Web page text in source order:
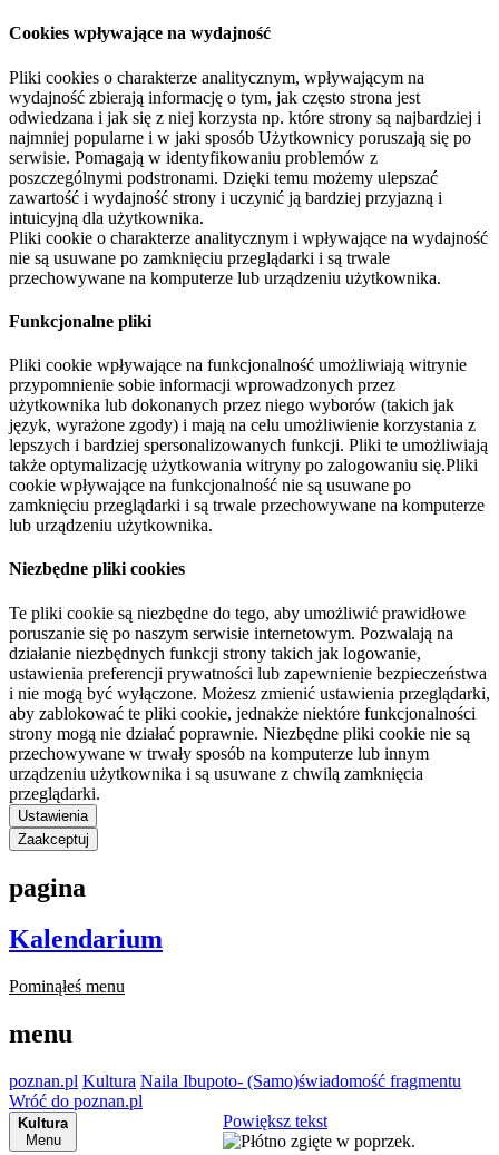
Cookies wpływające na wydajność
Pliki cookies o charakterze analitycznym, wpływającym na
wydajność zbierają informację o tym, jak często strona jest
odwiedzana i jak się z niej korzysta np. które strony są najbardziej i
najmniej popularne i w jaki sposób Użytkownicy poruszają się po
serwisie. Pomagają w identyfikowaniu problemów z
poszczególnymi podstronami. Dzięki temu możemy ulepszać
zawartość i wydajność strony i uczynić ją bardziej przyjazną i
intuicyjną dla użytkownika.
Pliki cookie o charakterze analitycznym i wpływające na wydajność
nie są usuwane po zamknięciu przeglądarki i są trwale
przechowywane na komputerze lub urządzeniu użytkownika.
Funkcjonalne pliki
Pliki cookie wpływające na funkcjonalność umożliwiają witrynie
przypomnienie sobie informacji wprowadzonych przez
użytkownika lub dokonanych przez niego wyborów (takich jak
język, wyrażone zgody) i mają na celu umożliwienie korzystania z
lepszych i bardziej spersonalizowanych funkcji. Pliki te umożliwiają
także optymalizację użytkowania witryny po zalogowaniu się.Pliki
cookie wpływające na funkcjonalność nie są usuwane po
zamknięciu przeglądarki i są trwale przechowywane na komputerze
lub urządzeniu użytkownika.
Niezbędne pliki cookies
Te pliki cookie są niezbędne do tego, aby umożliwić prawidłowe
poruszanie się po naszym serwisie internetowym. Pozwalają na
działanie niezbędnych funkcji strony takich jak logowanie,
ustawienia preferencji prywatności lub zapewnienie bezpieczeństwa
i nie mogą być wyłączone. Możesz zmienić ustawienia przeglądarki,
aby zablokować te pliki cookie, jednakże niektóre funkcjonalności
strony mogą nie działać poprawnie. Niezbędne pliki cookie nie są
przechowywane w trwały sposób na komputerze lub innym
urządzeniu użytkownika i są usuwane z chwilą zamknięcia
przeglądarki.
Ustawienia
Zaakceptuj
pagina
Kalendarium
Pominąłeś menu
menu
poznan.pl Kultura Naila Ibupoto- (Samo)świadomość fragmentu
Wróć do poznan.pl
Kultura
Menu
Powiększ tekst